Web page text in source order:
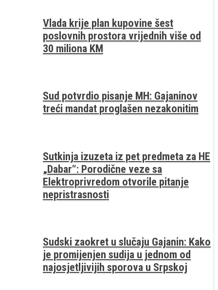
Vlada krije plan kupovine šest
poslovnih prostora vrijednih više od
30 miliona KM
Sud potvrdio pisanje MH: Gajaninov
treći mandat proglašen nezakonitim
Sutkinja izuzeta iz pet predmeta za HE
„Dabar“: Porodične veze sa
Elektroprivredom otvorile pitanje
nepristrasnosti
Sudski zaokret u slučaju Gajanin: Kako
je promijenjen sudija u jednom od
najosjetljivijih sporova u Srpskoj